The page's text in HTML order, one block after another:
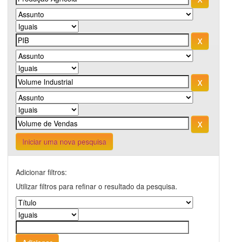
Iniciar uma nova pesquisa
Adicionar filtros:
Utilizar filtros para refinar o resultado da pesquisa.